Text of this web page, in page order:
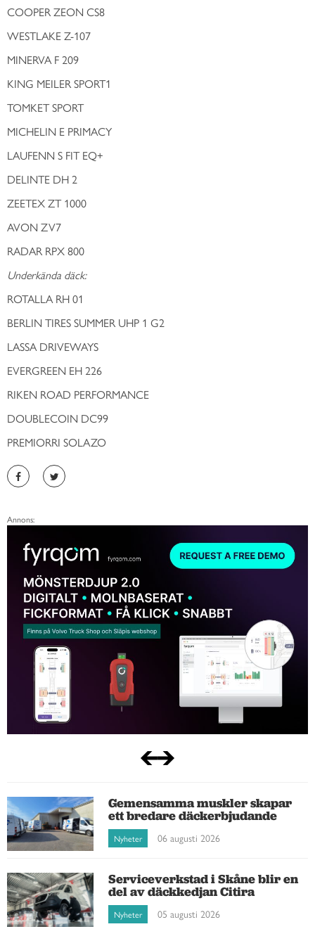
COOPER ZEON CS8
WESTLAKE Z-107
MINERVA F 209
KING MEILER SPORT1
TOMKET SPORT
MICHELIN E PRIMACY
LAUFENN S FIT EQ+
DELINTE DH 2
ZEETEX ZT 1000
AVON ZV7
RADAR RPX 800
Underkända däck:
ROTALLA RH 01
BERLIN TIRES SUMMER UHP 1 G2
LASSA DRIVEWAYS
EVERGREEN EH 226
RIKEN ROAD PERFORMANCE
DOUBLECOIN DC99
PREMIORRI SOLAZO
Annons:
Gemensamma muskler skapar
ett bredare däckerbjudande
Nyheter 06 augusti 2026
Serviceverkstad i Skåne blir en
del av däckkedjan Citira
Nyheter 05 augusti 2026